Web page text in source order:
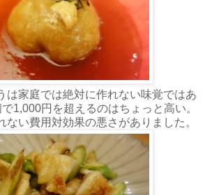
は家庭では絶対に作れない味覚ではあ
1,000円を超えるのはちょっと高い。
ない費用対効果の悪さがありました。